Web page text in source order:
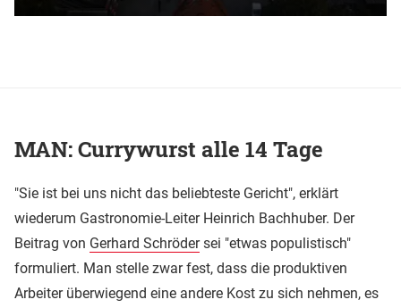
MAN: Currywurst alle 14 Tage
"Sie ist bei uns nicht das beliebteste Gericht", erklärt
wiederum Gastronomie-Leiter Heinrich Bachhuber. Der
Beitrag von Gerhard Schrödersei "etwas populistisch"
formuliert. Man stelle zwar fest, dass die produktiven
Arbeiter überwiegend eine andere Kost zu sich nehmen, es